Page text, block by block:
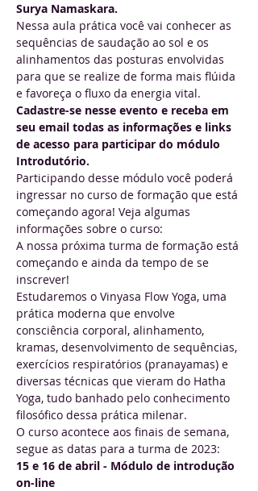
Surya Namaskara.
Nessa aula prática você vai conhecer as
sequências de saudação ao sol e os
alinhamentos das posturas envolvidas
para que se realize de forma mais flúida
e favoreça o fluxo da energia vital.
Cadastre-se nesse evento e receba em
seu email todas as informações e links
de acesso para participar do módulo
Introdutório.
Participando desse módulo você poderá
ingressar no curso de formação que está
começando agora! Veja algumas
informações sobre o curso:
A nossa próxima turma de formação está
começando e ainda da tempo de se
inscrever!
Estudaremos o Vinyasa Flow Yoga, uma
prática moderna que envolve
consciência corporal, alinhamento,
kramas, desenvolvimento de sequências,
exercícios respiratórios (pranayamas) e
diversas técnicas que vieram do Hatha
Yoga, tudo banhado pelo conhecimento
filosófico dessa prática milenar.
O curso acontece aos finais de semana,
segue as datas para a turma de 2023:
15 e 16 de abril - Módulo de introdução
on-line